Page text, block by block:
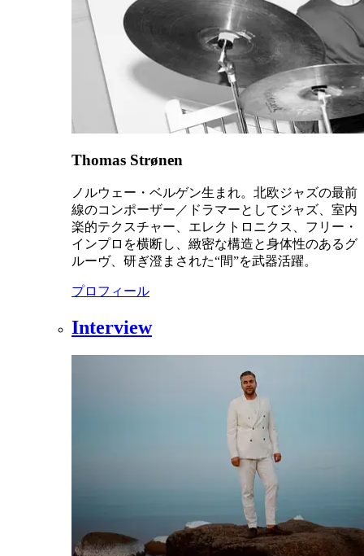
Thomas Strønen
ノルウェー・ベルゲン生まれ。北欧ジャズの最前
線のコンポーザー／ドラマーとしてジャズ、室内
楽的テクスチャー、エレクトロニクス、フリー・
インプロを横断し、緻密な構造と身体性のあるグ
ルーヴ、研ぎ澄まされた“間”を武器活躍。
プロフィール
Interview